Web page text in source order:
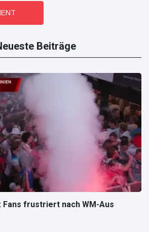
Beiträge
Fans frustriert nach WM-Aus